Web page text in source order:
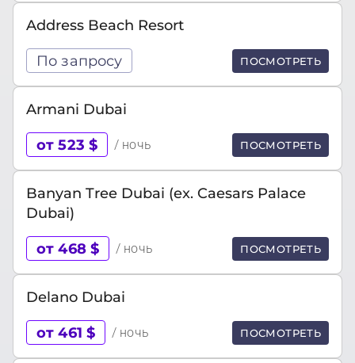
Address Beach Resort
По запросу ПОСМОТРЕТЬ
Armani Dubai
от 523 $ / ночь ПОСМОТРЕТЬ
Banyan Tree Dubai (ex. Caesars Palace
Dubai)
от 468 $ / ночь ПОСМОТРЕТЬ
Delano Dubai
от 461 $ / ночь ПОСМОТРЕТЬ